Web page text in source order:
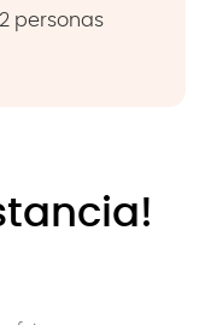
personas